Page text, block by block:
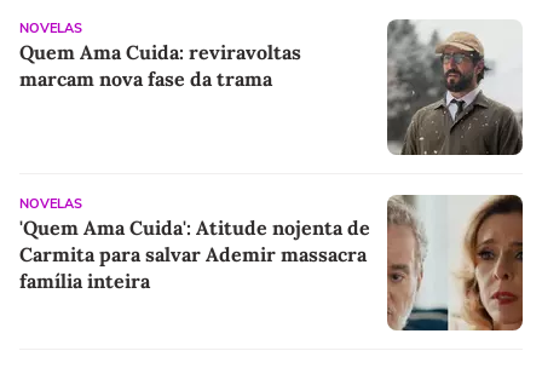
NOVELAS
Quem Ama Cuida: reviravoltas
marcam nova fase da trama
NOVELAS
'Quem Ama Cuida': Atitude nojenta de
Carmita para salvar Ademir massacra
família inteira